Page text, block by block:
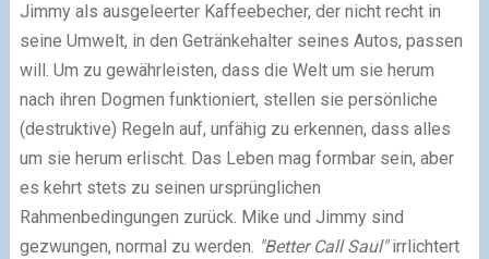
Jimmy als ausgeleerter Kaffeebecher, der nicht recht in
seine Umwelt, in den Getränkehalter seines Autos, passen
will. Um zu gewährleisten, dass die Welt um sie herum
nach ihren Dogmen funktioniert, stellen sie persönliche
(destruktive) Regeln auf, unfähig zu erkennen, dass alles
um sie herum erlischt. Das Leben mag formbar sein, aber
es kehrt stets zu seinen ursprünglichen
Rahmenbedingungen zurück. Mike und Jimmy sind
gezwungen, normal zu werden. "Better Call Saul"irrlichtert